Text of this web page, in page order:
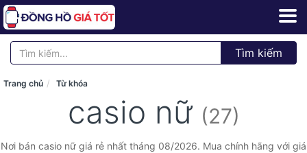
Tìm kiếm
Trang chủ Từ khóa
casio nữ (27)
Nơi bán casio nữ giá rẻ nhất tháng 08/2026. Mua chính hãng với giá